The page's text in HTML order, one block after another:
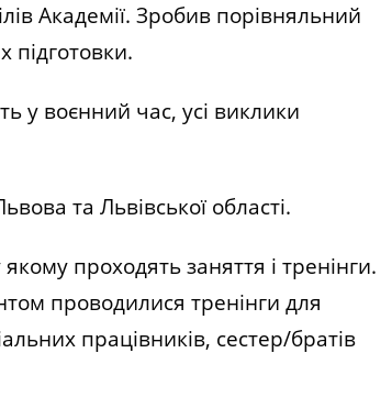
Академії. Зробив порівняльний
підготовки.
у воєнний час, усі виклики
та Львівської області.
проходять заняття і тренінги.
проводилися тренінги для
працівників, сестер/братів